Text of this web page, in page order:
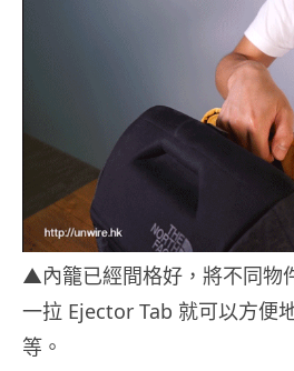
▲內籠已經間格好，將不同物
一拉 Ejector Tab 就可以方便
等。